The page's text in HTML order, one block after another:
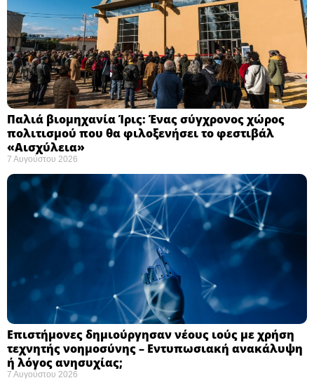
Παλιά βιομηχανία Ίρις: Ένας σύγχρονος χώρος
πολιτισμού που θα φιλοξενήσει το φεστιβάλ
«Αισχύλεια» ​
7 Αυγούστου 2026
Επιστήμονες δημιούργησαν νέους ιούς με χρήση
τεχνητής νοημοσύνης – Εντυπωσιακή ανακάλυψη
ή λόγος ανησυχίας; ​
7 Αυγούστου 2026